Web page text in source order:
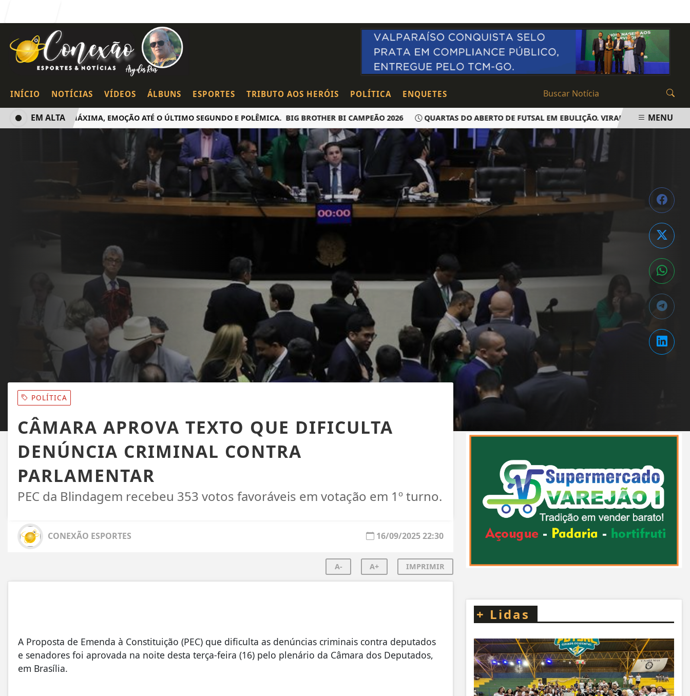
INÍCIO NOTÍCIAS VÍDEOS ÁLBUNS ESPORTES TRIBUTO AOS HERÓIS POLÍTICA ENQUETES
LOTAÇÃO MÁXIMA, EMOÇÃO ATÉ O ÚLTIMO SEGUNDO E POLÊMICA. BIG BROTHER BI CAMPEÃO 2026 QUARTAS DO ABERTO DE FUTSAL EM EBULIÇÃO. VIRADAS E EMOÇÃO ATÉ O
EM ALTA MENU
POLÍTICA
CÂMARA APROVA TEXTO QUE DIFICULTA
DENÚNCIA CRIMINAL CONTRA
PARLAMENTAR
PEC da Blindagem recebeu 353 votos favoráveis em votação em 1º turno.
CONEXÃO ESPORTES 16/09/2025 22:30
A- A+ IMPRIMIR
A Proposta de Emenda à Constituição (PEC) que dificulta as denúncias criminais contra deputados
e senadores foi aprovada na noite desta terça-feira (16) pelo plenário da Câmara dos Deputados,
em Brasília.
+ Lidas